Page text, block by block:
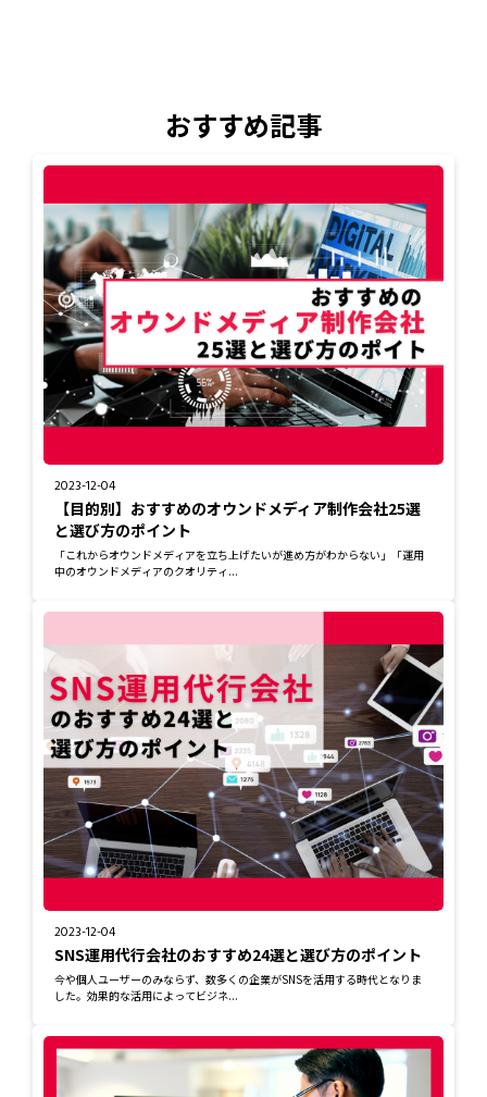
おすすめ記事
2023-12-04
【目的別】おすすめのオウンドメディア制作会社25選
と選び方のポイント
「これからオウンドメディアを立ち上げたいが進め方がわからない」「運用
中のオウンドメディアのクオリティ...
2023-12-04
SNS運用代行会社のおすすめ24選と選び方のポイント
今や個人ユーザーのみならず、数多くの企業がSNSを活用する時代となりま
した。効果的な活用によってビジネ...